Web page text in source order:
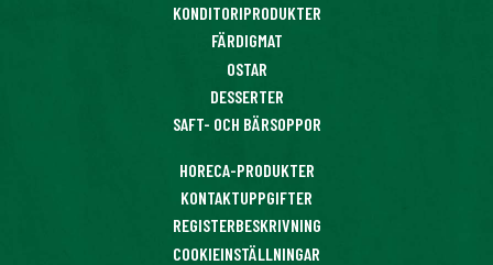
KONDITORIPRODUKTER
FÄRDIGMAT
OSTAR
DESSERTER
SAFT- OCH BÄRSOPPOR
HORECA-PRODUKTER
KONTAKTUPPGIFTER
REGISTERBESKRIVNING
COOKIEINSTÄLLNINGAR